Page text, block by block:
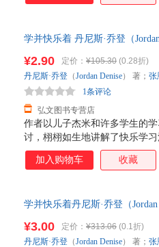
学并快乐着 丹尼斯·乔登（
作者以儿子杰米和许多学生的
讨，栩栩如生地讲解了快乐学
方法揉合在一起，做了简短而
幽默。 喻理于学，学而励志，
的一大风格，也是作者提倡学
¥2.90 定价： ¥105.30 (0.28折)
弘文图书专营店
1条评论
丹尼斯·乔登 （Jordan Denise） 著； 张
加入购物车 收藏
学并快乐着丹尼斯·乔登（
¥3.00 定价： ¥313.06 (0.1折)
丹尼斯·乔登 （Jordan Denise） 著； 张